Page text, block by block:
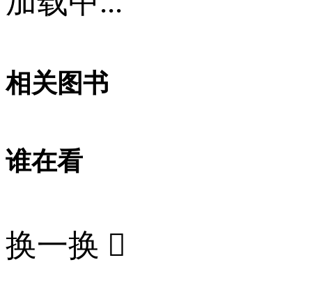
相关图书
谁在看
换一换 